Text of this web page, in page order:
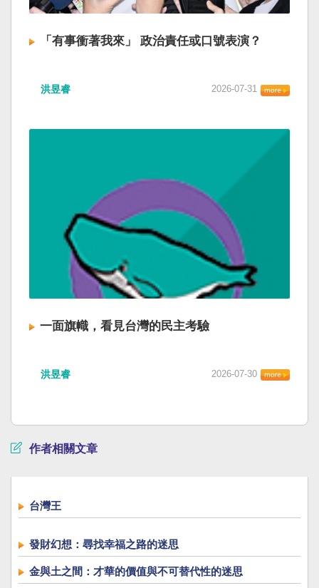
「有事衝著我來」 政治責任或口號表演？
洪昱睿 2026-07-31
一面旗幟，看見台灣的民主考驗
洪昱睿 2026-07-30
作者相關文章
台灣王
發財幻想：尋找幸福之路的迷思
金與土之間：才華的價值與不可替代性的迷思